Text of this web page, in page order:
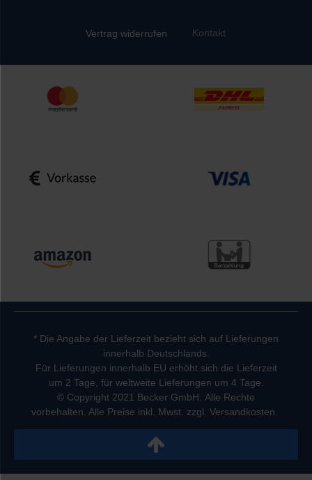
Vertrag widerrufen Kontakt
* Die Angabe der Lieferzeit bezieht sich auf Lieferungen
innerhalb Deutschlands.
Für Lieferungen innerhalb EU erhöht sich die Lieferzeit
um 2 Tage, für weltweite Lieferungen um 4 Tage.
© Copyright 2021 Becker GmbH. Alle Rechte
vorbehalten. Alle Preise inkl. Mwst. zzgl. Versandkosten.